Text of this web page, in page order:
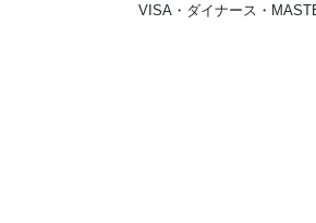
VISA・ダイナース・